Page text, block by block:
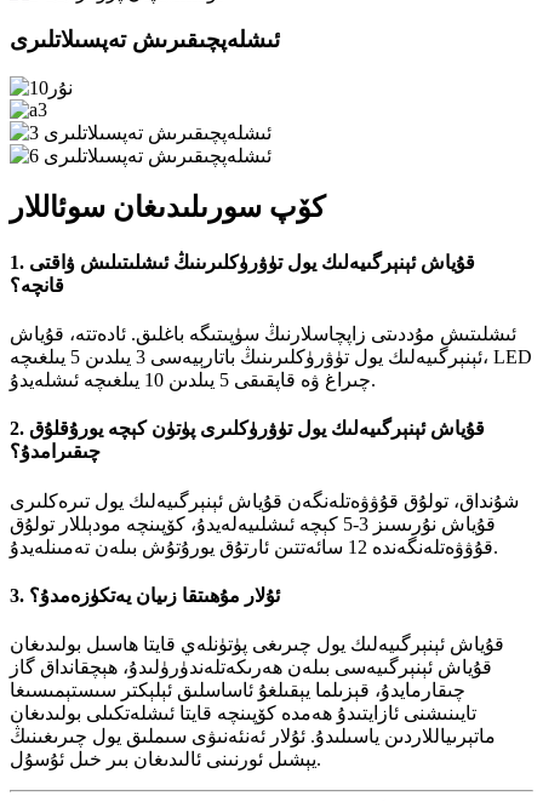
ئىشلەپچىقىرىش تەپسىلاتلىرى
كۆپ سورىلىدىغان سوئاللار
1. قۇياش ئېنېرگىيەلىك يول تۈۋرۈكلىرىنىڭ ئىشلىتىلىش ۋاقتى
قانچە؟
ئىشلىتىش مۇددىتى زاپچاسلارنىڭ سۈپىتىگە باغلىق. ئادەتتە، قۇياش
ئېنېرگىيەلىك يول تۈۋرۈكلىرىنىڭ باتارېيەسى 3 يىلدىن 5 يىلغىچە، LED
چىراغ ۋە قاپقىقى 5 يىلدىن 10 يىلغىچە ئىشلەيدۇ.
2. قۇياش ئېنېرگىيەلىك يول تۈۋرۈكلىرى پۈتۈن كېچە يورۇقلۇق
چىقىرامدۇ؟
شۇنداق، تولۇق قۇۋۋەتلەنگەن قۇياش ئېنېرگىيەلىك يول تىرەكلىرى
قۇياش نۇرىسىز 3-5 كېچە ئىشلىيەلەيدۇ، كۆپىنچە مودېللار تولۇق
قۇۋۋەتلەنگەندە 12 سائەتتىن ئارتۇق يورۇتۇش بىلەن تەمىنلەيدۇ.
3. ئۇلار مۇھىتقا زىيان يەتكۈزەمدۇ؟
قۇياش ئېنېرگىيەلىك يول چىرىغى پۈتۈنلەي قايتا ھاسىل بولىدىغان
قۇياش ئېنېرگىيەسى بىلەن ھەرىكەتلەندۈرۈلىدۇ، ھېچقانداق گاز
چىقارمايدۇ، قېزىلما يېقىلغۇ ئاساسلىق ئېلېكتر سىستېمىسىغا
تايىنىشنى ئازايتىدۇ ھەمدە كۆپىنچە قايتا ئىشلەتكىلى بولىدىغان
ماتېرىياللاردىن ياسىلىدۇ. ئۇلار ئەنئەنىۋى سىملىق يول چىرىغىنىڭ
يېشىل ئورنىنى ئالىدىغان بىر خىل ئۇسۇل.